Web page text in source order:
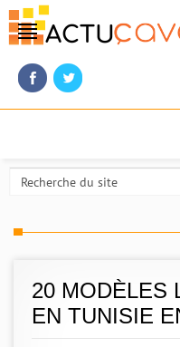
20 MODÈLES
EN TUNISIE